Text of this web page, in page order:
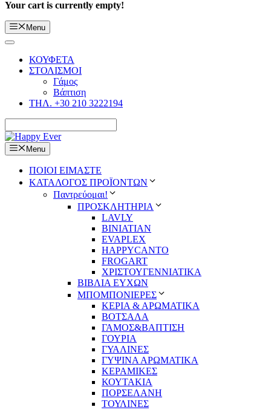
Your cart is currently empty!
Menu
ΚΟΥΦΕΤΑ
ΣΤΟΛΙΣΜΟΙ
Γάμος
Βάπτιση
ΤΗΛ. +30 210 3222194
Menu
ΠΟΙΟΙ ΕΙΜΑΣΤΕ
ΚΑΤΑΛΟΓΟΣ ΠΡΟΪΟΝΤΩΝ
Παντρεύομαι!
ΠΡΟΣΚΛΗΤΗΡΙΑ
LAVLY
BINIATIAN
EVAPLEX
HAPPYCANTO
FROGART
ΧΡΙΣΤΟΥΓΕΝΝΙΑΤΙΚΑ
ΒΙΒΛΙΑ ΕΥΧΩΝ
ΜΠΟΜΠΟΝΙΕΡΕΣ
ΚΕΡΙΑ & ΑΡΩΜΑΤΙΚΑ
ΒΟΤΣΑΛΑ
ΓΑΜΟΣ&ΒΑΠΤΙΣΗ
ΓΟΥΡΙΑ
ΓΥΑΛΙΝΕΣ
ΓΥΨΙΝΑ ΑΡΩΜΑΤΙΚΑ
ΚΕΡΑΜΙΚΕΣ
ΚΟΥΤΑΚΙΑ
ΠΟΡΣΕΛΑΝΗ
ΤΟΥΛΙΝΕΣ